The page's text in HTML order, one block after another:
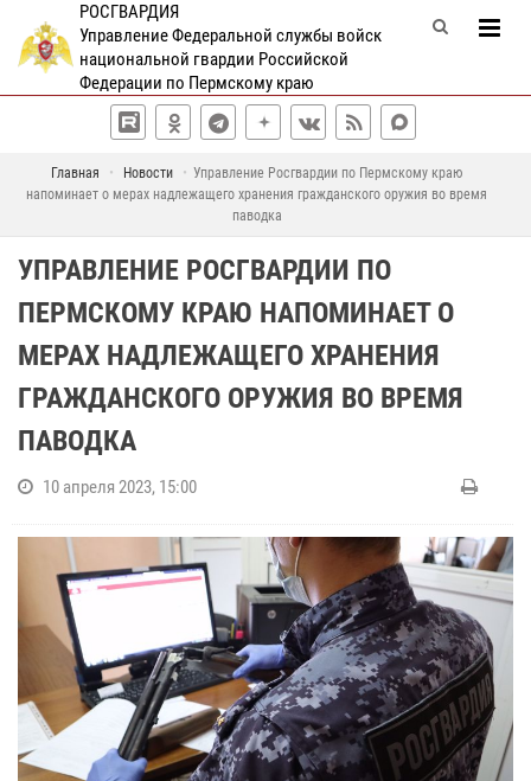
РОСГВАРДИЯ
Управление Федеральной службы войск
национальной гвардии Российской
Федерации по Пермскому краю
Главная Новости
Управление Росгвардии по Пермскому краю
напоминает о мерах надлежащего хранения гражданского оружия во время
паводка
УПРАВЛЕНИЕ РОСГВАРДИИ ПО
ПЕРМСКОМУ КРАЮ НАПОМИНАЕТ О
МЕРАХ НАДЛЕЖАЩЕГО ХРАНЕНИЯ
ГРАЖДАНСКОГО ОРУЖИЯ ВО ВРЕМЯ
ПАВОДКА
10 апреля 2023, 15:00